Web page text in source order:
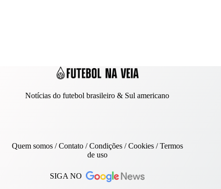
Notícias do futebol brasileiro & Sul americano
Quem somos/Contato/ Condições /Cookies/Termos
de uso
SIGA NO